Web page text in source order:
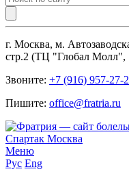
г. Москва, м.
стр.2 (ТЦ "Глобал Молл",
Звоните: +7 (916) 957-27-
Пишите: office@fratria.ru
Меню
Рус Eng